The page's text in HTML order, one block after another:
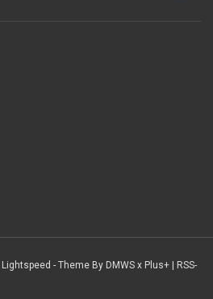
Lightspeed - Theme By DMWS x Plus+ | RSS-